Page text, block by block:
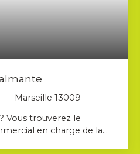
Marseille 13009
Vous trouverez le
en charge de la